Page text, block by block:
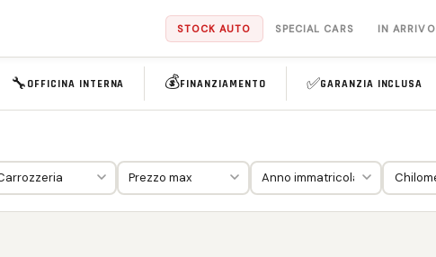
STOCK AUTO SPECIAL CARS IN ARRIVO
🔧 OFFICINA INTERNA 💰FINANZIAMENTO ✅GARANZIA INCLUSA